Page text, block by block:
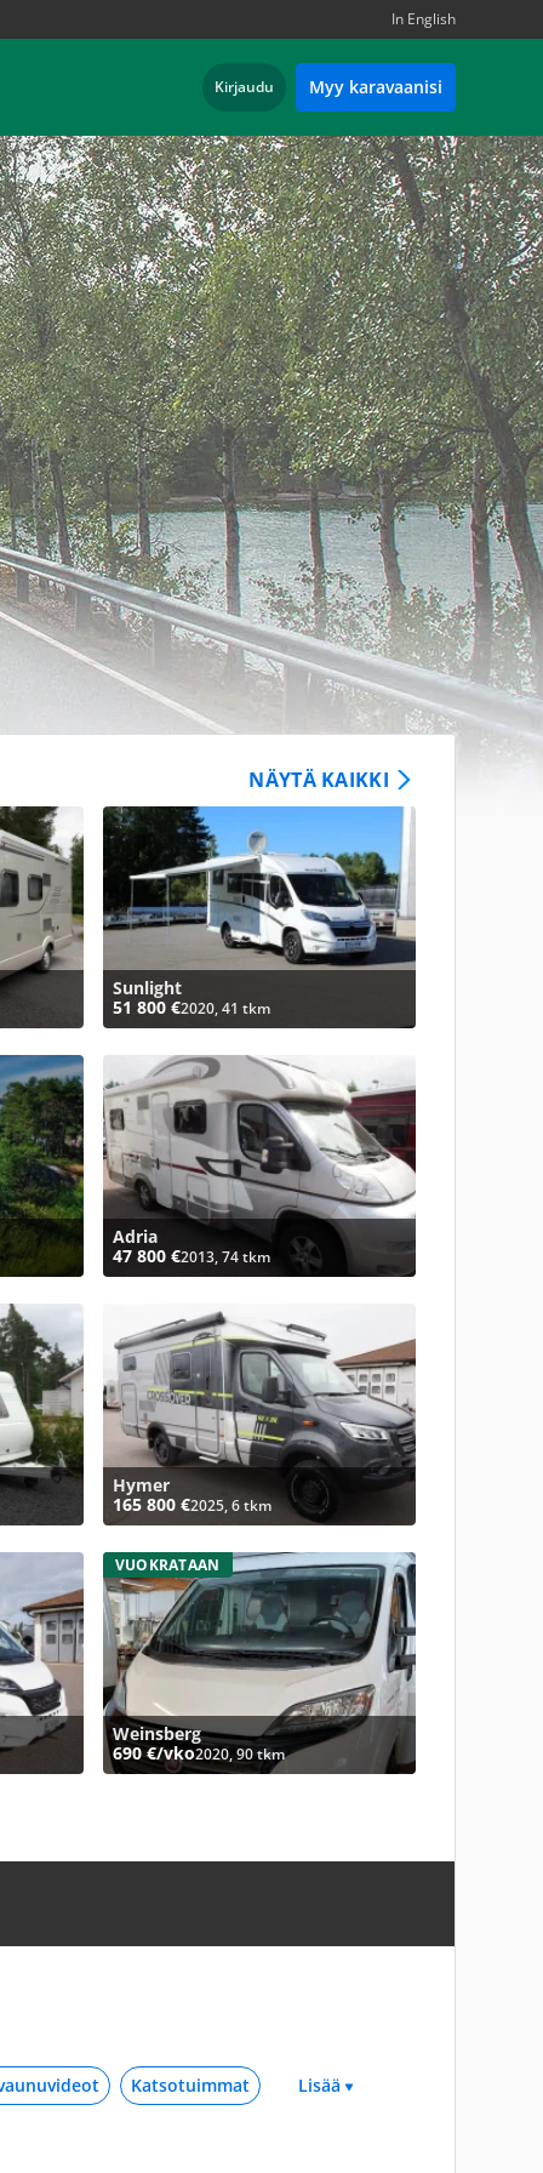
In English
Kirjaudu Myy karavaanisi
NÄYTÄ KAIKKI
Sunlight
51 800 €2020, 41 tkm
Adria
47 800 €2013, 74 tkm
Hymer
165 800 €2025, 6 tkm
VUOKRATAAN
Weinsberg
690 €/vko2020, 90 tkm
Katsotuimmat